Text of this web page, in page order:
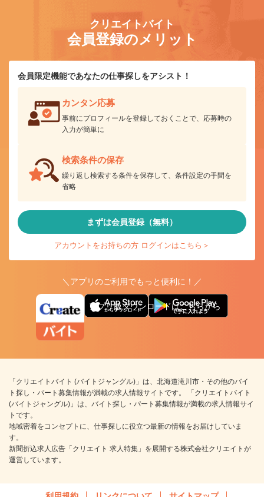
クリエイトバイト
会員登録のメリット
会員限定機能であなたの仕事探しをアシスト！
カンタン応募
事前にプロフィールを登録しておくことで、応募時の
入力が簡単に
検索条件の保存
繰り返し検索する条件を保存して、条件設定の手間を
省略
まずは会員登録（無料）
アカウントをお持ちの方 ログインはこちら＞
＼アプリのご利用でもっと便利に！／
アプリ版ダウンロードはこちらから
「クリエイトバイト (バイトジャングル)」は、北海道滝川市・その他のバイ
ト探し・パート募集情報が満載の求人情報サイトです。 「クリエイトバイト
(バイトジャングル)」は、バイト探し・パート募集情報が満載の求人情報サイ
トです。
地域密着をコンセプトに、仕事探しに役立つ最新の情報をお届けしていま
す。
新聞折込求人広告「クリエイト 求人特集」を展開する株式会社クリエイトが
運営しています。